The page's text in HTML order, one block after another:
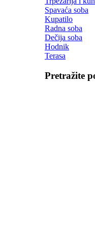
Spavaća soba
Kupatilo
Radna soba
Dečija soba
Hodnik
Terasa
Pretražite